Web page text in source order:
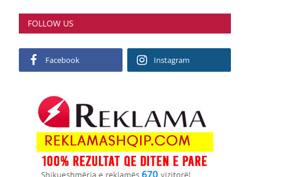
FOLLOW US
Facebook Instagram